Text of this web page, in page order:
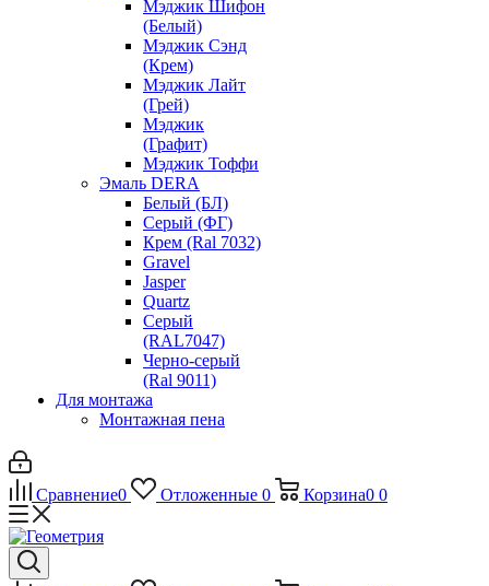
Мэджик Шифон
(Белый)
Мэджик Сэнд
(Крем)
Мэджик Лайт
(Грей)
Мэджик
(Графит)
Мэджик Тоффи
Эмаль DERA
Белый (БЛ)
Серый (ФГ)
Крем (Ral 7032)
Gravel
Jasper
Quartz
Серый
(RAL7047)
Черно-серый
(Ral 9011)
Для монтажа
Монтажная пена
Сравнение0 Отложенные 0 Корзина0 0